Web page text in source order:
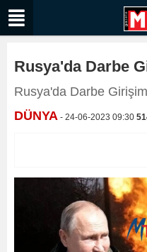
Rusya'da Darbe
Rusya'da Darbe
DÜNYA - 24-06-2023 09:30